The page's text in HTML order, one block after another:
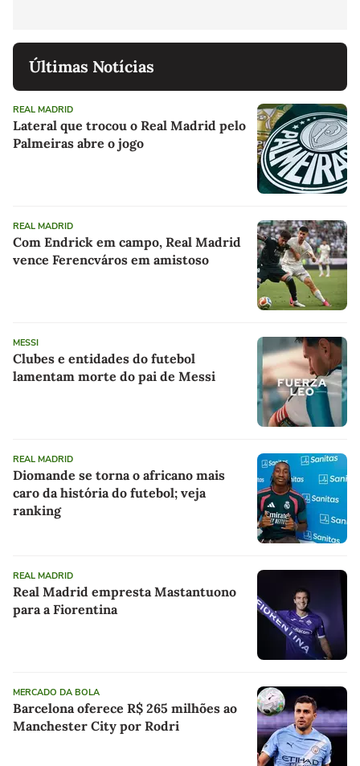
Últimas Notícias
REAL MADRID
Lateral que trocou o Real Madrid pelo
Palmeiras abre o jogo
REAL MADRID
Com Endrick em campo, Real Madrid
vence Ferencváros em amistoso
MESSI
Clubes e entidades do futebol
lamentam morte do pai de Messi
REAL MADRID
Diomande se torna o africano mais
caro da história do futebol; veja
ranking
REAL MADRID
Real Madrid empresta Mastantuono
para a Fiorentina
MERCADO DA BOLA
Barcelona oferece R$ 265 milhões ao
Manchester City por Rodri